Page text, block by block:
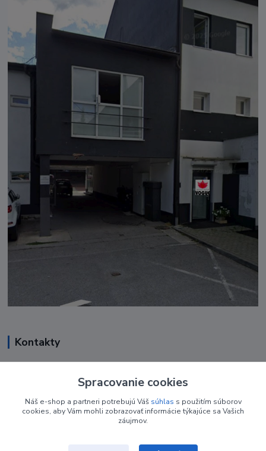
Kontakty
+421 948 050 205
nechtovyobchodik@gmail.com
Spracovanie cookies
Náš e-shop a partneri potrebujú Váš súhlas s použitím súborov
cookies, aby Vám mohli zobrazovať informácie týkajúce sa Vašich
záujmov.